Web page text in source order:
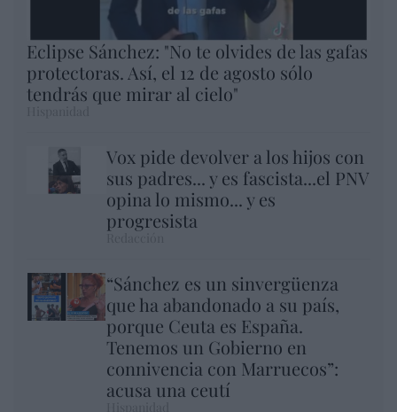
Eclipse Sánchez: "No te olvides de las gafas
protectoras. Así, el 12 de agosto sólo
tendrás que mirar al cielo"
Vox pide devolver a los hijos con
sus padres... y es fascista...el PNV
opina lo mismo... y es
progresista
“Sánchez es un sinvergüenza
que ha abandonado a su país,
porque Ceuta es España.
Tenemos un Gobierno en
connivencia con Marruecos”:
acusa una ceutí